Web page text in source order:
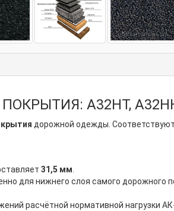
А32НТ,
дорожной одежды. Соответствуют
31,5 мм
для нижнего слоя самого дорожного
расчётной нормативной нагрузки